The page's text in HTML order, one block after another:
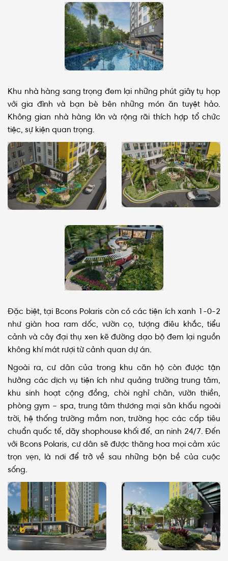
Khu nhà hàng sang trọng đem lại những phút giây tụ họp
với gia đình và bạn bè bên những món ăn tuyệt hảo.
Không gian nhà hàng lớn và rộng rãi thích hợp tổ chức
tiệc, sự kiện quan trọng.
Đặc biệt, tại Bcons Polaris còn có các tiện ích xanh 1-0-2
như giàn hoa ram dốc, vườn cọ, tượng điêu khắc, tiểu
cảnh và cây đại thụ xen kẽ đường dạo bộ đem lại nguồn
không khí mát rượi từ cảnh quan dự án.
Ngoài ra, cư dân của trong khu căn hộ còn được tận
hưởng các dịch vụ tiện ích như quảng trường trung tâm,
khu sinh hoạt cộng đồng, chòi nghỉ chân, vườn thiền,
phòng gym – spa, trung tâm thương mại sân khấu ngoài
trời, hệ thống trường mầm non, trường học các cấp tiêu
chuẩn quốc tế, dãy shophouse khối đế, an ninh 24/7. Đến
với Bcons Polaris, cư dân sẽ được thăng hoa mọi cảm xúc
trọn vẹn, là nơi để trở về sau những bộn bề của cuộc
sống.